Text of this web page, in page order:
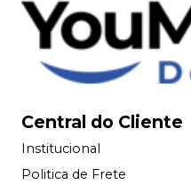
Central do Cliente
Institucional
Politica de Frete